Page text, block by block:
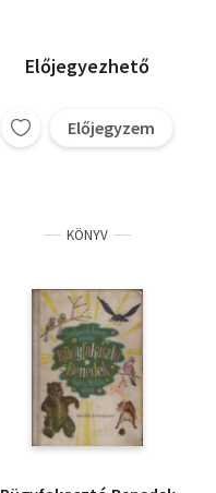
Előjegyezhető
Előjegyzem
KÖNYV